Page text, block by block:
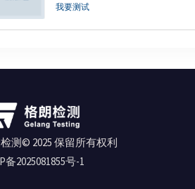
我要测试
测© 2025 保留所有权利
备2025081855号-1